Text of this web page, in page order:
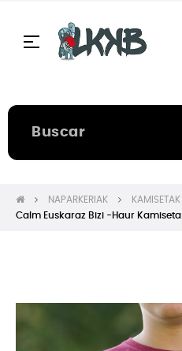
Navegación
☰
NAPARKERIAK KAMISETAK
Calm Euskaraz Bizi -Haur Kamiseta